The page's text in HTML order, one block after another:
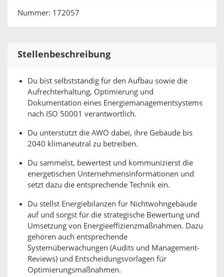
Nummer: 172057
Stellenbeschreibung
Du bist selbstständig für den Aufbau sowie die
Aufrechterhaltung, Optimierung und
Dokumentation eines Energiemanagementsystems
nach ISO 50001 verantwortlich.
Du unterstützt die AWO dabei, ihre Gebäude bis
2040 klimaneutral zu betreiben.
Du sammelst, bewertest und kommunizierst die
energetischen Unternehmensinformationen und
setzt dazu die entsprechende Technik ein.
Du stellst Energiebilanzen für Nichtwohngebäude
auf und sorgst für die strategische Bewertung und
Umsetzung von Energieeffizienzmaßnahmen. Dazu
gehören auch entsprechende
Systemüberwachungen (Audits und Management-
Reviews) und Entscheidungsvorlagen für
Optimierungsmaßnahmen.